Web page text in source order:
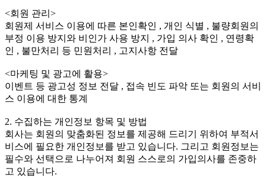
<회원 관리>
회원제 서비스 이용에 따른 본인확인 , 개인 식별 , 불량회원의
부정 이용 방지와 비인가 사용 방지 , 가입 의사 확인 , 연령확
인 , 불만처리 등 민원처리 , 고지사항 전달
<마케팅 및 광고에 활용>
이벤트 등 광고성 정보 전달 , 접속 빈도 파악 또는 회원의 서비
스 이용에 대한 통계
2. 수집하는 개인정보 항목 및 방법
회사는 회원의 맞춤화된 정보를 제공해 드리기 위하여 부적서
비스에 필요한 개인정보를 받고 있습니다. 그리고 회원정보는
필수와 선택으로 나누어져 회원 스스로의 가입의사를 존중하
고 있습니다.